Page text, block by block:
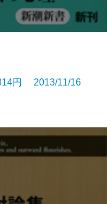
円 2013/11/16